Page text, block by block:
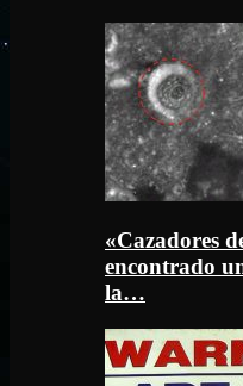
«Cazadores
encontrado
la…